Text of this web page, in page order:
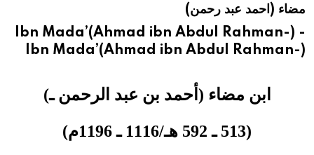
هيئة الموسوعة العربية تطلق موسوعات جديدة في عام 2026
مضاء (احمد عبد رحمن)
Ibn Mada’(Ahmad ibn Abdul Rahman-) -
Ibn Mada’(Ahmad ibn Abdul Rahman-)
ابن مضاء (أحمد بن عبد الرحمن ـ)
(513 ـ 592 هـ/1116 ـ 1196م)